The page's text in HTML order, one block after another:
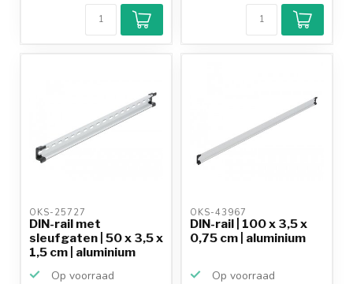
9,2/10
Achteraf
betalen mogelijk
OKS-25727
DIN-rail met
sleufgaten | 50 x 3,5 x
1,5 cm | aluminium
Op voorraad
OKS-43967
DIN-rail | 100 x 3,5 x
0,75 cm | aluminium
Op voorraad